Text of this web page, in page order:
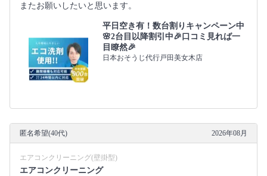
またお願いしたいと思います。
平日空き有！数台割りキャンペーン中
🌸2台目以降割引中🎉口コミ見れば一
目瞭然🎉
日本おそうじ代行戸田美女木店
匿名希望(40代) 2026年08月
エアコンクリーニング(壁掛型)
エアコンクリーニング